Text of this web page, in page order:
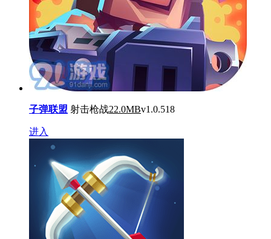
子弹联盟 射击枪战22.0MBv1.0.518
进入